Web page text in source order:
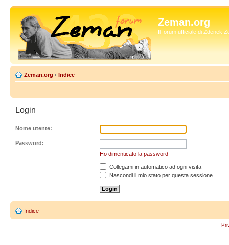
Zeman.org
Il forum ufficiale di Zdenek
Zeman.org ‹ Indice
Login
Nome utente:
Password:
Ho dimenticato la password
Collegami in automatico ad ogni visita
Nascondi il mio stato per questa sessione
Indice